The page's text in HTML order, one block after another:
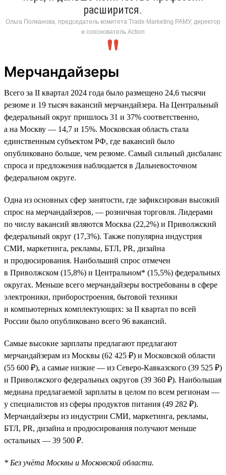
расширится.
Ольга Полканова, председатель комитета Trade Marketing РАМУ, директор
и сооснователь Action
Мерчандайзеры
Всего за II квартал 2024 года было размещено 24,6 тысячи
резюме и 19 тысяч вакансий мерчандайзера. На Центральный
федеральный округ пришлось 31 и 37% соответственно,
а на Москву — 14,7 и 15%. Московская область стала
единственным субъектом РФ, где вакансий было
опубликовано больше, чем резюме. Самый сильный дисбаланс
спроса и предложения наблюдается в Дальневосточном
федеральном округе.
Одна из основных сфер занятости, где зафиксирован высокий
спрос на мерчандайзеров, — розничная торговля. Лидерами
по числу вакансий являются Москва (22,2%) и Приволжский
федеральный округ (17,3%). Также популярна индустрия
СМИ, маркетинга, рекламы, БТЛ, PR, дизайна
и продюсирования. Наибольший спрос отмечен
в Приволжском (15,8%) и Центральном* (15,5%) федеральных
округах. Меньше всего мерчандайзеры востребованы в сфере
электроники, приборостроения, бытовой техники
и компьютерных комплектующих: за II квартал по всей
России было опубликовано всего 96 вакансий.
Самые высокие зарплаты предлагают предлагают
мерчандайзерам из Москвы (62 425 ₽) и Московской области
(55 600 ₽), а самые низкие — из Северо-Кавказского (39 525 ₽)
и Приволжского федеральных округов (39 360 ₽). Наибольшая
медиана предлагаемой зарплаты в целом по всем регионам —
у специалистов из сферы продуктов питания (49 282 ₽).
Мерчандайзеры из индустрии СМИ, маркетинга, рекламы,
БТЛ, PR, дизайна и продюсирования получают меньше
остальных — 39 500 ₽.
* Без учёта Москвы и Московской области.